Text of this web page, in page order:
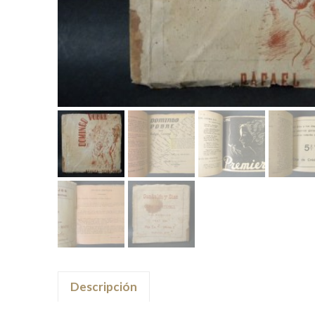
Descripción